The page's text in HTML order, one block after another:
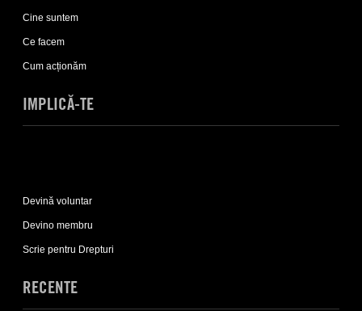
Despre
noi
sub-
list
Cine suntem
Ce facem
Cum acționăm
IMPLICĂ-TE
Implică-
te
sub-
list
Devină voluntar
Devino membru
Scrie pentru Drepturi
RECENTE